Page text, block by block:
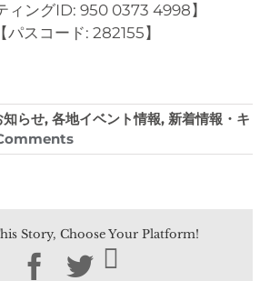
ィングID: 950 0373 4998】
【パスコード: 282155】
知らせ, 各地イベント情報, 新着情報・キ
Story, Choose Your Platform!
Facebook
Twitter